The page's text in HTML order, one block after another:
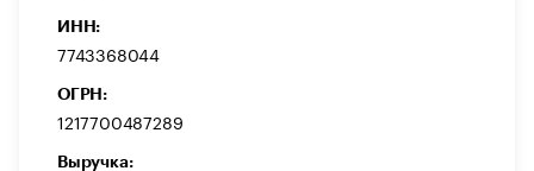
ИНН:
7743368044
ОГРН:
1217700487289
Выручка: